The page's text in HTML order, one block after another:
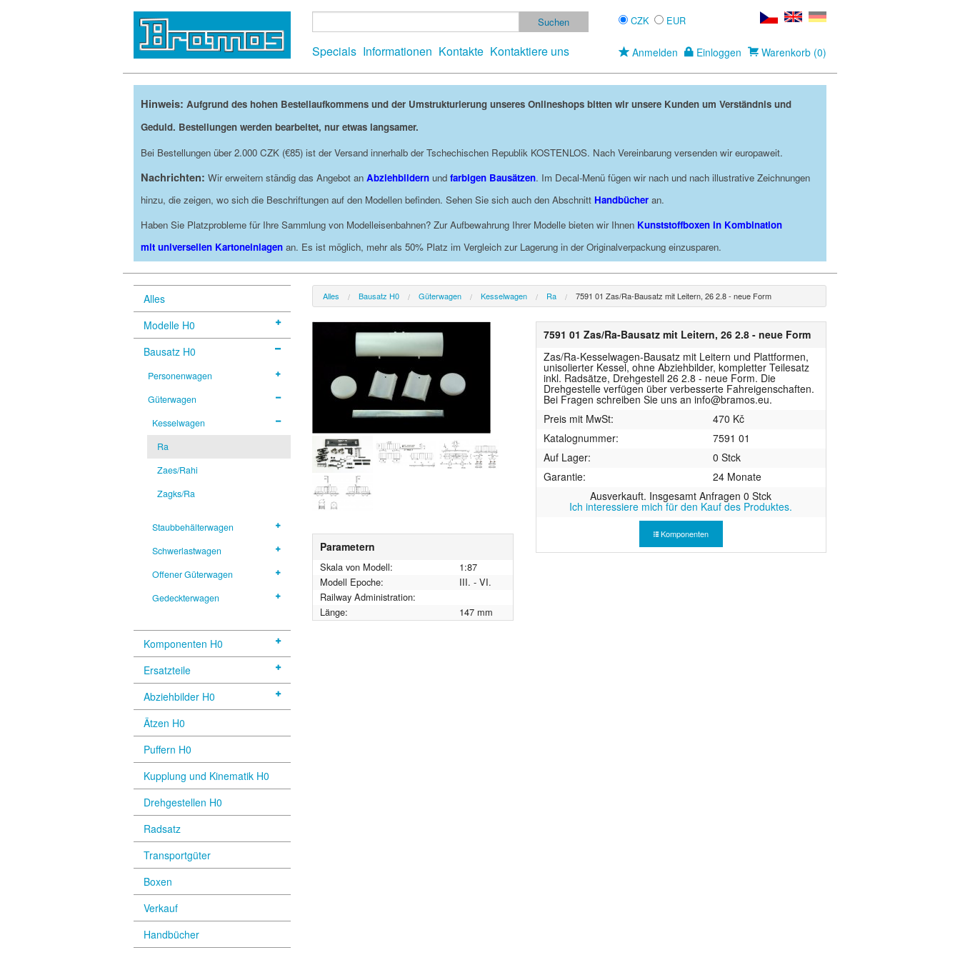
Specials Informationen Kontakte Kontaktiere uns
CZK EUR
Anmelden Einloggen Warenkorb (0)
Hinweis: Aufgrund des hohen Bestellaufkommens und der Umstrukturierung unseres Onlineshops bitten wir unsere Kunden um Verständnis und
Geduld. Bestellungen werden bearbeitet, nur etwas langsamer.
Bei Bestellungen über 2.000 CZK (€85) ist der Versand innerhalb der Tschechischen Republik KOSTENLOS. Nach Vereinbarung versenden wir europaweit.
Nachrichten: Wir erweitern ständig das Angebot an Abziehbildern und farbigen Bausätzen. Im Decal-Menü fügen wir nach und nach illustrative Zeichnungen
hinzu, die zeigen, wo sich die Beschriftungen auf den Modellen befinden. Sehen Sie sich auch den Abschnitt Handbücher an.
Haben Sie Platzprobleme für Ihre Sammlung von Modelleisenbahnen? Zur Aufbewahrung Ihrer Modelle bieten wir Ihnen Kunststoffboxen in Kombination
mit universellen Kartoneinlagen an. Es ist möglich, mehr als 50% Platz im Vergleich zur Lagerung in der Originalverpackung einzusparen.
Alles
Modelle H0
Bausatz H0
Personenwagen
Güterwagen
Kesselwagen
Ra
Zaes/Rahi
Zagks/Ra
Staubbehälterwagen
Schwerlastwagen
Offener Güterwagen
Gedeckterwagen
Komponenten H0
Ersatzteile
Abziehbilder H0
Ätzen H0
Puffern H0
Kupplung und Kinematik H0
Drehgestellen H0
Radsatz
Transportgüter
Boxen
Verkauf
Handbücher
Alles Bausatz H0 Güterwagen Kesselwagen Ra 7591 01 Zas/Ra-Bausatz mit Leitern, 26 2.8 - neue Form
Parametern
Skala von Modell:
1:87
Modell Epoche:
III. - VI.
Railway Administration:
Länge:
147 mm
7591 01 Zas/Ra-Bausatz mit Leitern, 26 2.8 - neue Form
Zas/Ra-Kesselwagen-Bausatz mit Leitern und Plattformen,
unisolierter Kessel, ohne Abziehbilder, kompletter Teilesatz
inkl. Radsätze, Drehgestell 26 2.8 - neue Form. Die
Drehgestelle verfügen über verbesserte Fahreigenschaften.
Bei Fragen schreiben Sie uns an info@bramos.eu.
Preis mit MwSt:
470 Kč
Katalognummer:
7591 01
Auf Lager:
0 Stck
Garantie:
24 Monate
Ausverkauft. Insgesamt Anfragen 0 Stck
Ich interessiere mich für den Kauf des Produktes.
Komponenten